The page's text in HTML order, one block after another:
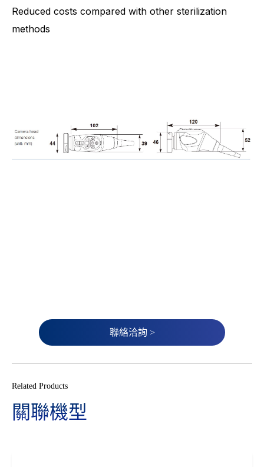
Reduced costs compared with other sterilization
methods
聯絡洽詢 >
Related Products
關聯機型